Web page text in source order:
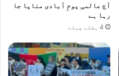
آج عالمی یومِ آبادی منایا جا
رہا ہے
4 ہفتے پہلے